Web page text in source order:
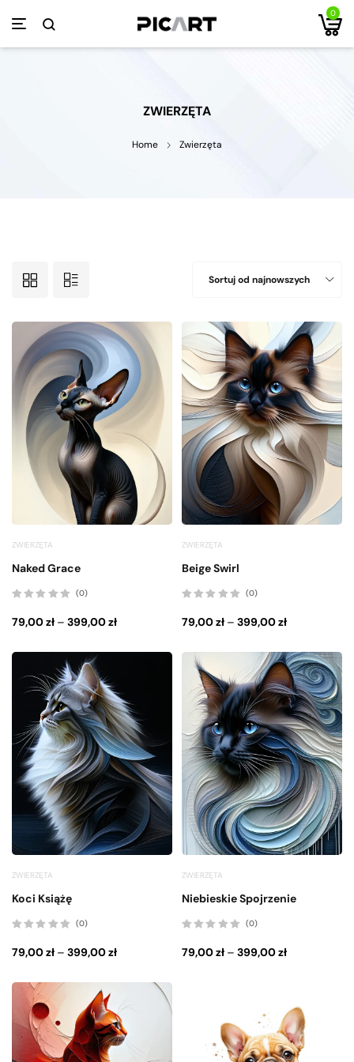
0
ZWIERZĘTA
Home Zwierzęta
Sortuj od najnowszych
ZWIERZĘTA
Naked Grace
0
na
(0)
79,00zł – 399,00zł
ZWIERZĘTA
Beige Swirl
0
na
(0)
79,00zł – 399,00zł
ZWIERZĘTA
Koci Książę
0
na
(0)
79,00zł – 399,00zł
ZWIERZĘTA
Niebieskie Spojrzenie
0
na
(0)
79,00zł – 399,00zł